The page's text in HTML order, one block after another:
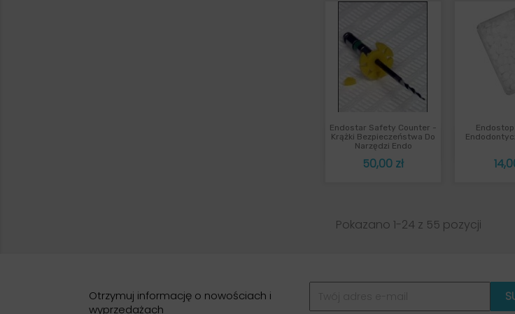
Endostar Safety Counter -
Krążki Bezpieczeństwa Do
Narzędzi Endo
Cena
50,00 zł
Szybki podgląd 
Pokazano 1-24 z 55 pozycji
Otrzymuj informację o nowościach i
wyprzedażach